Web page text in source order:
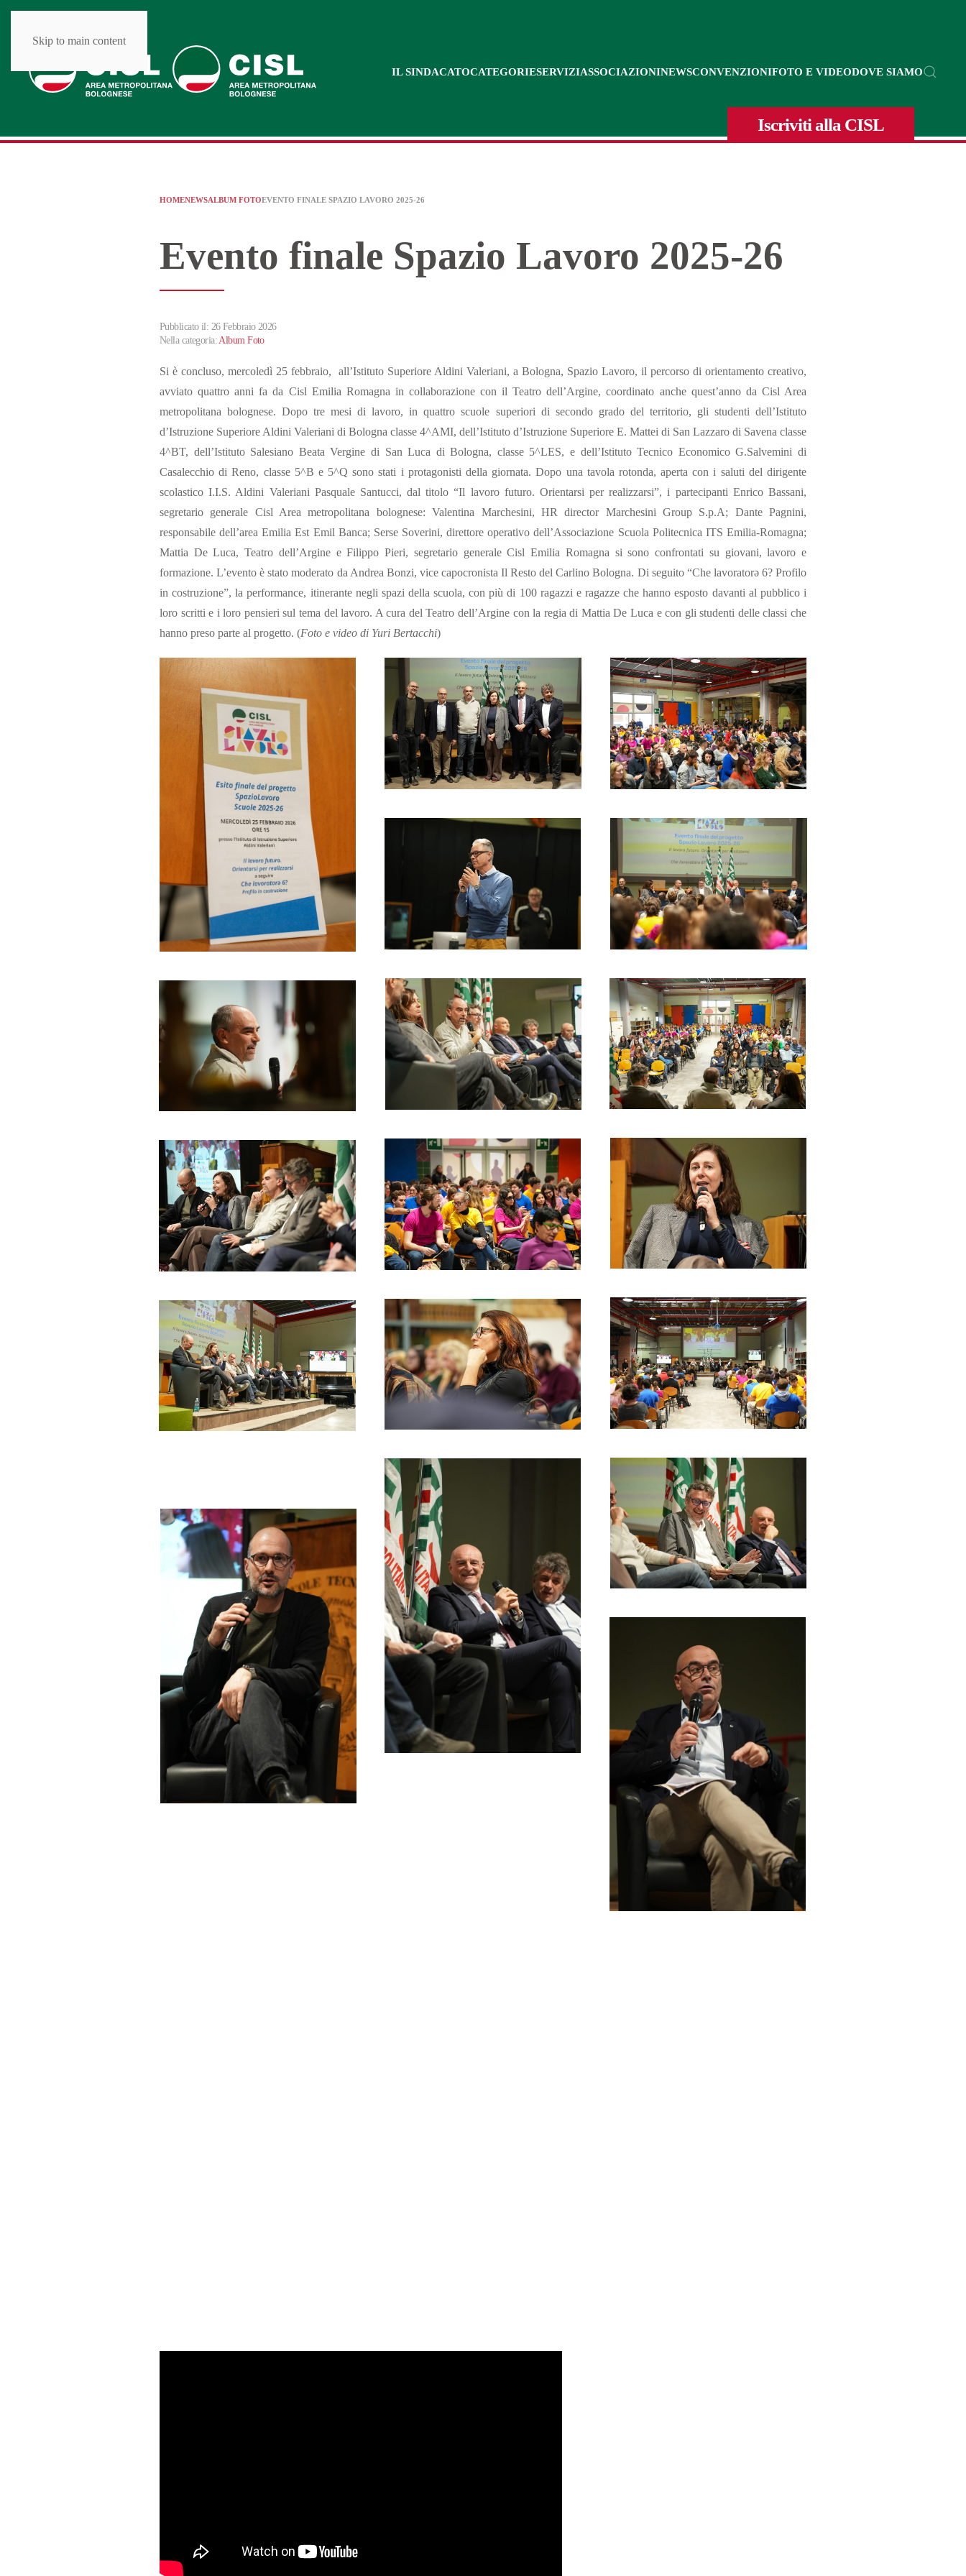
Skip to main content
IL SINDACATOCATEGORIESERVIZIASSOCIAZIONINEWSCONVENZIONIFOTO E VIDEODOVE SIAMO
Iscriviti alla CISL
HOMENEWSALBUM FOTOEVENTO FINALE SPAZIO LAVORO 2025-26
Evento finale Spazio Lavoro 2025-26
Pubblicato il: 26 Febbraio 2026
Nella categoria:Album Foto
Si è concluso, mercoledì 25 febbraio, all’Istituto Superiore Aldini Valeriani, a Bologna, Spazio Lavoro, il percorso di orientamento creativo,
avviato quattro anni fa da Cisl Emilia Romagna in collaborazione con il Teatro dell’Argine, coordinato anche quest’anno da Cisl Area
metropolitana bolognese. Dopo tre mesi di lavoro, in quattro scuole superiori di secondo grado del territorio, gli studenti dell’Istituto
d’Istruzione Superiore Aldini Valeriani di Bologna classe 4^AMI, dell’Istituto d’Istruzione Superiore E. Mattei di San Lazzaro di Savena classe
4^BT, dell’Istituto Salesiano Beata Vergine di San Luca di Bologna, classe 5^LES, e dell’Istituto Tecnico Economico G.Salvemini di
Casalecchio di Reno, classe 5^B e 5^Q sono stati i protagonisti della giornata. Dopo una tavola rotonda, aperta con i saluti del dirigente
scolastico I.I.S. Aldini Valeriani Pasquale Santucci, dal titolo “Il lavoro futuro. Orientarsi per realizzarsi”, i partecipanti Enrico Bassani,
segretario generale Cisl Area metropolitana bolognese: Valentina Marchesini, HR director Marchesini Group S.p.A; Dante Pagnini,
responsabile dell’area Emilia Est Emil Banca; Serse Soverini, direttore operativo dell’Associazione Scuola Politecnica ITS Emilia-Romagna;
Mattia De Luca, Teatro dell’Argine e Filippo Pieri, segretario generale Cisl Emilia Romagna si sono confrontati su giovani, lavoro e
formazione. L’evento è stato moderato da Andrea Bonzi, vice capocronista Il Resto del Carlino Bologna. Di seguito “Che lavoratorə 6? Profilo
in costruzione”, la performance, itinerante negli spazi della scuola, con più di 100 ragazzi e ragazze che hanno esposto davanti al pubblico i
loro scritti e i loro pensieri sul tema del lavoro. A cura del Teatro dell’Argine con la regia di Mattia De Luca e con gli studenti delle classi che
hanno preso parte al progetto. (Foto e video di Yuri Bertacchi)